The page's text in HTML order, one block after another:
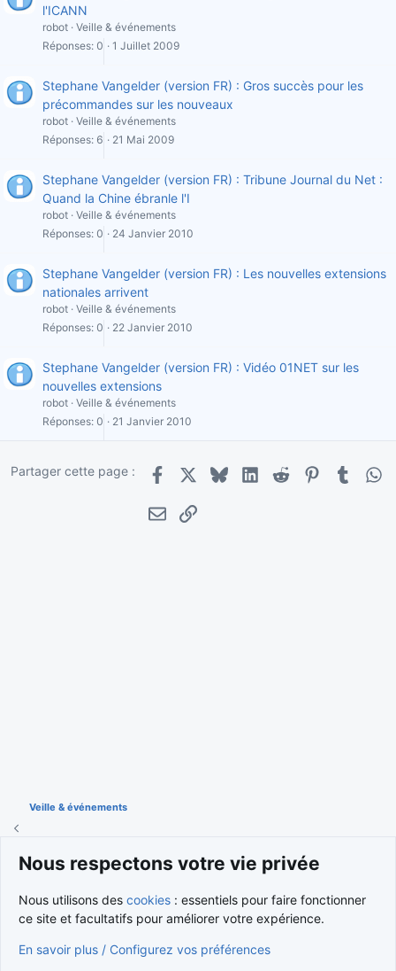
l'ICANN
robot Veille & événements
Réponses 0 1 Juillet 2009
Stephane Vangelder (version FR) : Gros succès pour les
précommandes sur les nouveaux
robot Veille & événements
Réponses 6 21 Mai 2009
Stephane Vangelder (version FR) : Tribune Journal du Net :
Quand la Chine ébranle l'I
robot Veille & événements
Réponses 0 24 Janvier 2010
Stephane Vangelder (version FR) : Les nouvelles extensions
nationales arrivent
robot Veille & événements
Réponses 0 22 Janvier 2010
Stephane Vangelder (version FR) : Vidéo 01NET sur les
nouvelles extensions
robot Veille & événements
Réponses 0 21 Janvier 2010
Partager cette page :
Facebook
X BlueskyLinkedInRedditPinterestTumblr
E-mailLien
Veille & événements
Cookies
Nous contacter
Conditions et règlement
Politique de confidentialité
Aide Accueil
R
Community platform by XenForo® © 2010-2026 XenForo Ltd.
Nous respectons votre vie privée
Nous utilisons des cookies : essentiels pour faire fonctionner
ce site et facultatifs pour améliorer votre expérience.
En savoir plus / Configurez vos préférences